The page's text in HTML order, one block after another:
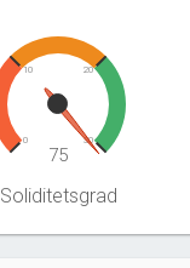
0
10 20
30
75
Soliditetsgrad